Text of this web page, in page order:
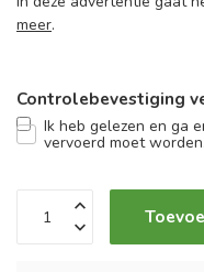
meer.
Controlebevestiging
Ik heb gelezen en ga
vervoerd moet worden.